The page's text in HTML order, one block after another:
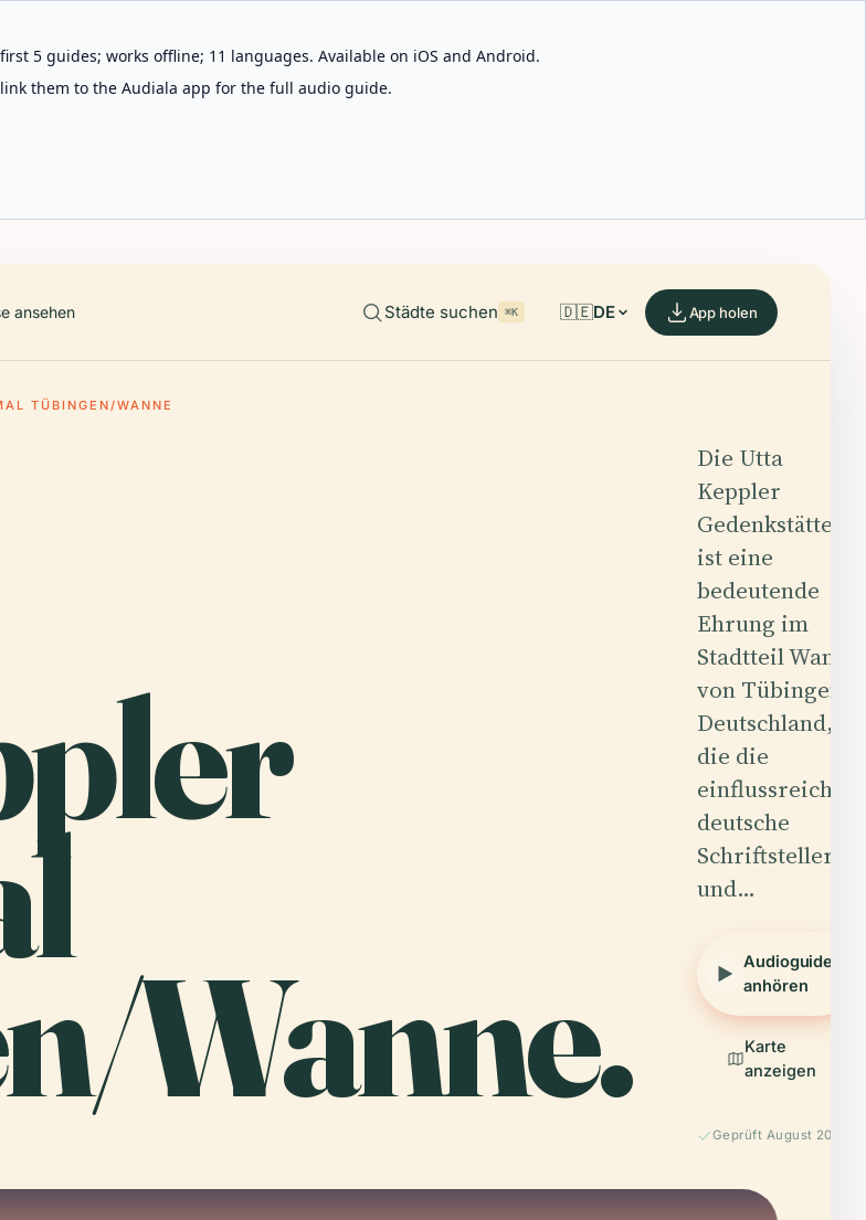
5 guides; works offline; 11 languages. Available on iOS and Android.
them to the Audiala app for the full audio guide.
ansehen Städte suchen ⌘K 🇩🇪DE App holen
TÜBINGEN/WANNE
Wanne.
Die Utta
Keppler
Gedenkstätte
ist eine
bedeutende
Ehrung im
Stadtteil Wanne
von Tübingen,
Deutschland,
die die
einflussreiche
deutsche
Schriftstellerin
und…
Audioguide
anhören
Karte
anzeigen
Geprüft August 2025